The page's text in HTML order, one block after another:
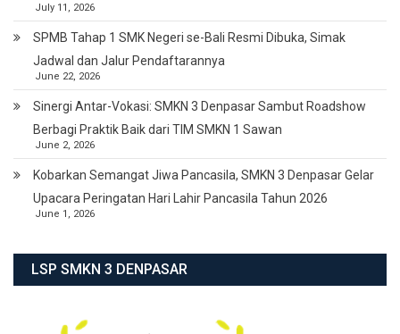
July 11, 2026
SPMB Tahap 1 SMK Negeri se-Bali Resmi Dibuka, Simak
Jadwal dan Jalur Pendaftarannya
June 22, 2026
Sinergi Antar-Vokasi: SMKN 3 Denpasar Sambut Roadshow
Berbagi Praktik Baik dari TIM SMKN 1 Sawan
June 2, 2026
Kobarkan Semangat Jiwa Pancasila, SMKN 3 Denpasar Gelar
Upacara Peringatan Hari Lahir Pancasila Tahun 2026
June 1, 2026
LSP SMKN 3 DENPASAR